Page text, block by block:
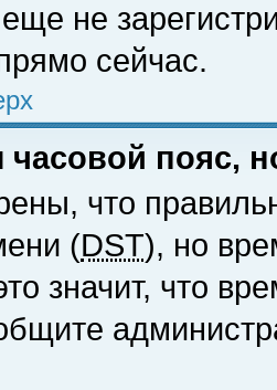
не
сейчас.
часовой пояс,
что
(DST), но
значит, что